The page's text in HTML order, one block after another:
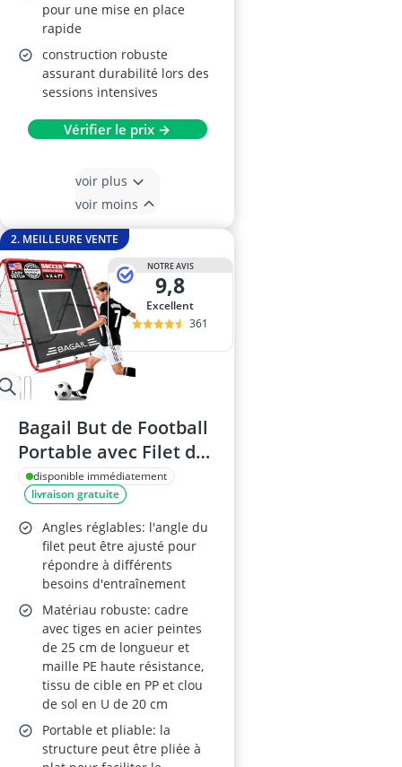
pour une mise en place
rapide
construction robuste
assurant durabilité lors des
sessions intensives
Vérifier le prix →
voir plus
voir moins
2. MEILLEURE VENTE
NOTRE AVIS
9,8
Excellent
361
Bagail But de Football
Portable avec Filet de
Rebond Double Face
et Cible
d'Entraînement –
Structure Pliable
disponible immédiatement
livraison gratuite
Angles réglables: l'angle du
filet peut être ajusté pour
répondre à différents
besoins d'entraînement
Matériau robuste: cadre
avec tiges en acier peintes
de 25 cm de longueur et
maille PE haute résistance,
tissu de cible en PP et clou
de sol en U de 20 cm
Portable et pliable: la
structure peut être pliée à